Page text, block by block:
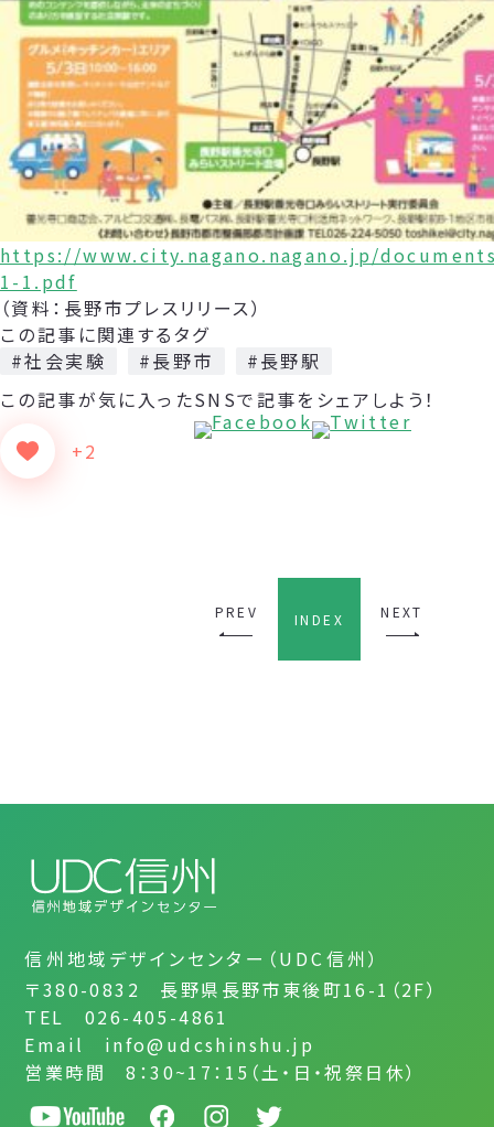
https://www.city.nagano.nagano.jp/
1-1.pdf
（資料：長野市プレスリリース）
この記事に関連するタグ
#社会実験
#長野市
#長野駅
この記事が気に入った
+2
SNSで記事をシェアしよう！
PREV INDEX NEXT
信州地域デザインセンター（UDC信州）
〒380-0832 長野県長野市東後町16-1（2F）
TEL 026-405-4861
Email info@udcshinshu.jp
営業時間 8：30~17：15（土・日・祝祭日休）